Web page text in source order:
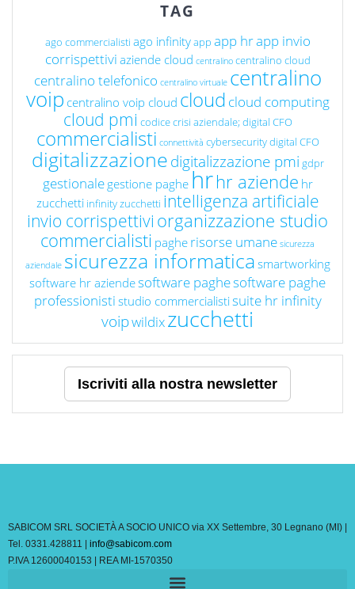
TAG
ago commercialisti ago infinityapp app hrapp invio
corrispettivi aziende cloud centralino centralino cloud
centralino telefonico centralino virtuale centralino
voip centralino voip cloud cloud cloud computing
cloud pmi codice crisi aziendale; digital CFO
commercialisti connettività cybersecuritydigital CFO
digitalizzazionedigitalizzazione pmi gdpr
gestionale gestione paghe hrhr aziende hr
zucchetti infinity zucchetti intelligenza artificiale
invio corrispettivi organizzazione studio
commercialisti paghe risorse umane sicurezza
aziendale sicurezza informatica smartworking
software hr aziendesoftware paghesoftware paghe
professionisti studio commercialisti suite hr infinity
voipwildixzucchetti
Iscriviti alla nostra newsletter
SABICOM SRL SOCIETÀ A SOCIO UNICO via XX Settembre, 30 Legnano (MI) |
Tel. 0331.428811 | info@sabicom.com
P.IVA 12600040153 | REA MI-1570350